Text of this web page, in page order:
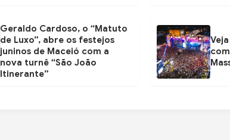
Geraldo Cardoso, o “Matuto
de Luxo”, abre os festejos
juninos de Maceió com a
nova turnê “São João
Itinerante”